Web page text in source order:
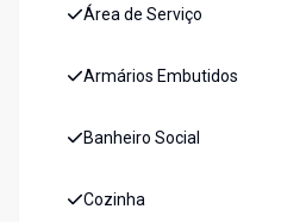
Área de Serviço
Armários Embutidos
Banheiro Social
Cozinha